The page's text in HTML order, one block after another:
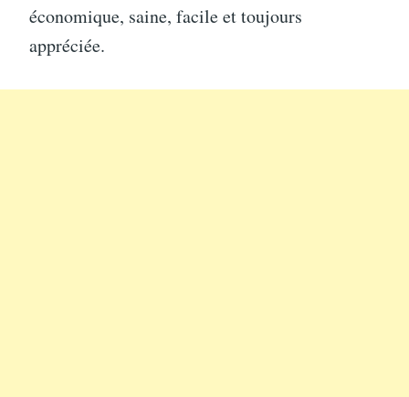
économique, saine, facile et toujours
appréciée.